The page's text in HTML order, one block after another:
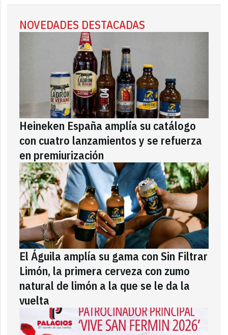
NOVEDADES DESTACADAS
Heineken España amplía su catálogo
con cuatro lanzamientos y se refuerza
en premiurización
El Águila amplía su gama con Sin Filtrar
Limón, la primera cerveza con zumo
natural de limón a la que se le da la
vuelta